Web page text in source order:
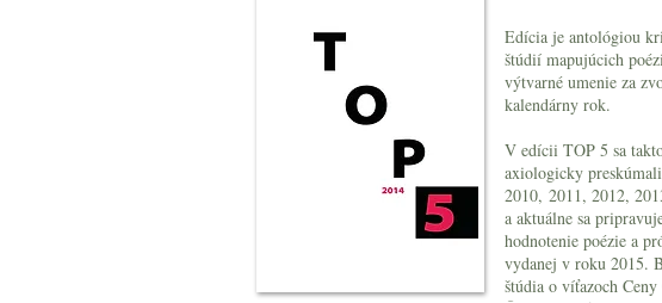
Edícia je antológiou
štúdií mapujúcich
výtvarné umenie za
kalendárny rok.
V edícii TOP 5 sa
axiologicky
2010, 2011, 2012,
a aktuálne sa
hodnotenie poézie a
vydanej v roku 2015.
štúdia o víťazoch Ceny